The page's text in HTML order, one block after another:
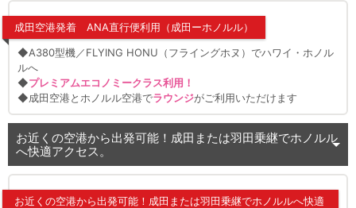
成田空港発着 ANA直行便利用（成田ーホノルル）
◆A380型機／FLYING HONU（フライングホヌ）でハワイ・ホノル
ルへ
◆プレミアムエコノミークラス利用！
◆成田空港とホノルル空港でラウンジがご利用いただけます
お近くの空港から出発可能！成田または羽田乗継でホノルル
へ快適アクセス。
お近くの空港から出発可能！成田または羽田乗継でホノルルへ快適